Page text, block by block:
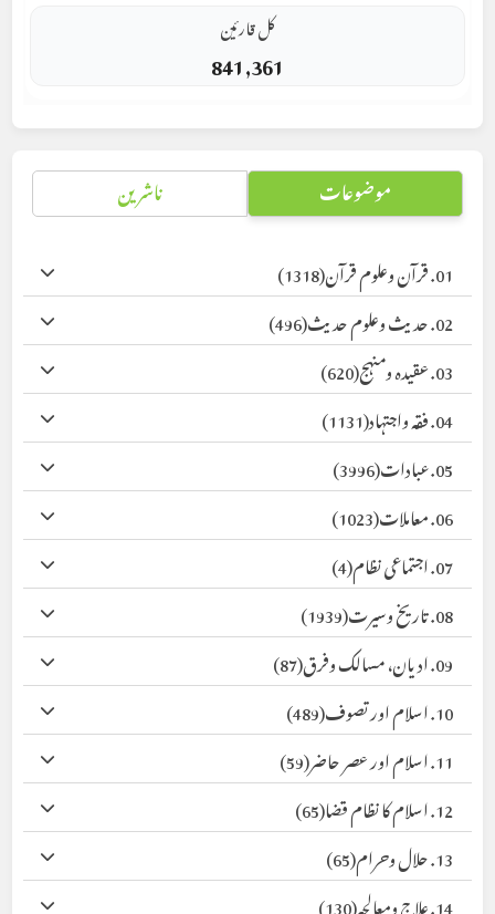
کل قارئین
841,361
موضوعات ناشرین
01. قرآن وعلوم قرآن
(1318)
02. حدیث وعلوم حدیث
(496)
03. عقیدہ ومنہج
(620)
04. فقہ واجتہاد
(1131)
05. عبادات
(3996)
06. معاملات
(1023)
07. اجتماعی نظام
(4)
08. تاریخ وسیرت
(1939)
09. ادیان، مسالک وفرق
(87)
10. اسلام اور تصوف
(489)
11. اسلام اور عصر حاضر
(59)
12. اسلام کا نظام قضا
(65)
13. حلال وحرام
(65)
14. علاج ومعالجہ
(130)